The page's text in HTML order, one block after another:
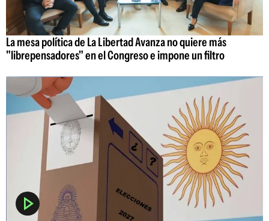
La mesa política de La Libertad Avanza no quiere más
"librepensadores" en el Congreso e impone un filtro